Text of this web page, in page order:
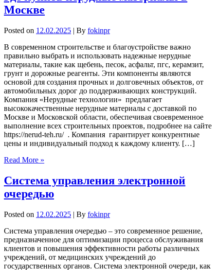
Москве
Posted on 12.02.2025 | By fokinpr
В современном строительстве и благоустройстве важно
правильно выбрать и использовать надежные нерудные
материалы, такие как щебень, песок, асфальт, пгс, керамзит,
грунт и дорожные реагенты. Эти компоненты являются
основой для создания прочных и долговечных объектов, от
автомобильных дорог до поддерживающих конструкций.
Компания «Нерудные технологии» предлагает
высококачественные нерудные материалы с доставкой по
Москве и Московской области, обеспечивая своевременное
выполнение всех строительных проектов, подробнее на сайте
https://nerud-teh.ru/ . Компания гарантирует конкурентные
цены и индивидуальный подход к каждому клиенту. […]
Read More »
Система управления электронной
очередью
Posted on 12.02.2025 | By fokinpr
Система управления очередью – это современное решение,
предназначенное для оптимизации процесса обслуживания
клиентов и повышения эффективности работы различных
учреждений, от медицинских учреждений до
государственных органов. Система электронной очереди, как